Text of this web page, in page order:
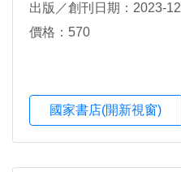
出版／創刊日期：2023-12
價格：570
國家書店(開新視窗)